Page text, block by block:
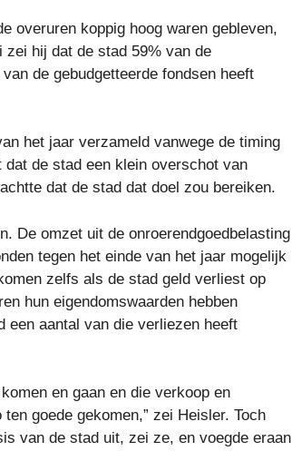
overuren koppig hoog waren gebleven,
zei hij dat de stad 59% van de
de gebudgetteerde fondsen heeft
het jaar verzameld vanwege de timing
dat de stad een klein overschot van
dat de stad dat doel zou bereiken.
De omzet uit de onroerendgoedbelasting
tegen het einde van het jaar mogelijk
zelfs als de stad geld verliest op
hun eigendomswaarden hebben
een aantal van die verliezen heeft
en gaan en die verkoop en
goede gekomen,” zei Heisler. Toch
van de stad uit, zei ze, en voegde eraan